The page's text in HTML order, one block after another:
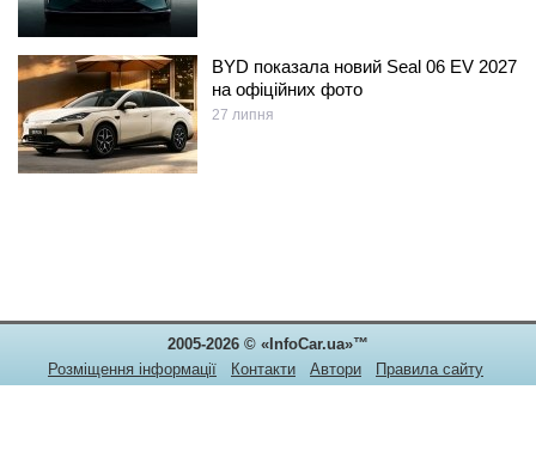
BYD показала новий Seal 06 EV 2027
на офіційних фото
27 липня
2005-2026 © «InfoCar.ua»™
Розміщення інформації
Контакти Автори
Правила сайту